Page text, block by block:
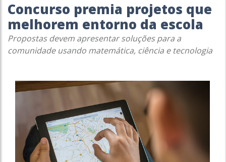
Concurso premia projetos que
melhorem entorno da escola
Propostas devem apresentar soluções para a
comunidade usando matemática, ciência e tecnologia